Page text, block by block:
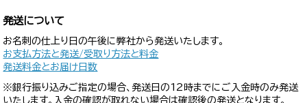
発送について
お名刺の仕上り日の午後に弊社から発送いたします。
お支払方法と発送/受取り方法と料金
発送料金とお届け日数
※銀行振り込みご指定の場合、発送日の12時までにご入金時のみ発送
いたします。入金の確認が取れない場合は確認後の発送となります。